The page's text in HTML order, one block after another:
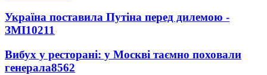
Україна поставила Путіна перед дилемою -
ЗМІ10211
Вибух у ресторані: у Москві таємно поховали
генерала8562